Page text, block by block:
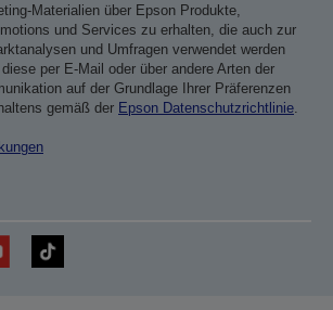
Materialien über Epson Produkte,
und Services zu erhalten, die auch zur
und Umfragen verwendet werden
per E-Mail oder über andere Arten der
auf der Grundlage Ihrer Präferenzen
gemäß der Epson Datenschutzrichtlinie.